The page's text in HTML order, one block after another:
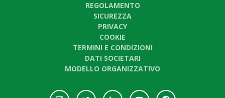
REGOLAMENTO
SICUREZZA
PRIVACY
COOKIE
TERMINI E CONDIZIONI
DATI SOCIETARI
MODELLO ORGANIZZATIVO